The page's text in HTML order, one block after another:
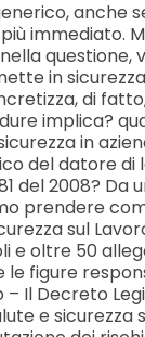
anche
immediato.
questione,
in
di
implica?
in
del datore di
del 2008? Da
prendere
sul
e oltre 50
le figure
– Il Decreto
e sicurezza